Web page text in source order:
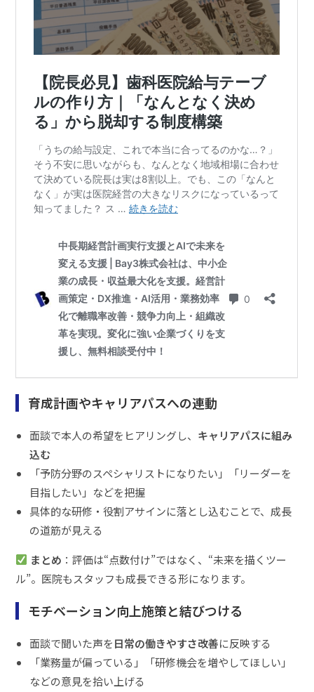
育成計画やキャリアパスへの連動
面談で本人の希望をヒアリングし、 キャリアパスに組み
込む
「予防分野のスペシャリストになりたい」「リーダーを
目指したい」などを把握
具体的な研修・役割アサインに落とし込むことで、成長
の道筋が見える
まとめ ：評価は“点数付け”ではなく、“未来を描くツー
ル”。医院もスタッフも成長できる形になります。
モチベーション向上施策と結びつける
面談で聞いた声を日常の働きやすさ改善に反映する
「業務量が偏っている」「研修機会を増やしてほしい」
などの意見を拾い上げる